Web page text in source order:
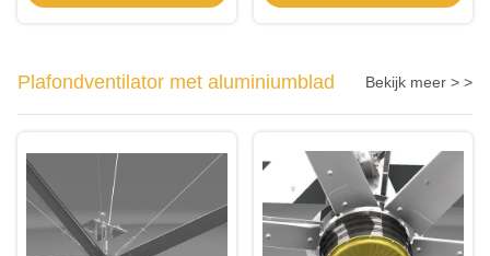
Plafondventilator met aluminiumblad Bekijk meer > >